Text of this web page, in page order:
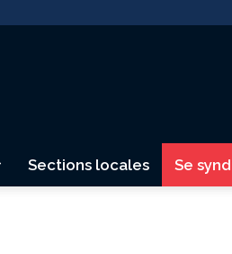
Sections locales Se